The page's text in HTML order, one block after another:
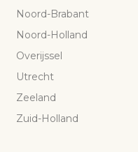
Noord-Brabant
Noord-Holland
Overijssel
Utrecht
Zeeland
Zuid-Holland